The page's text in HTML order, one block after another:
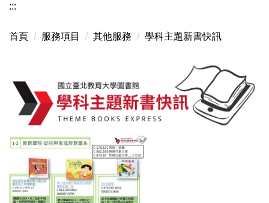
:::
首頁 服務項目 其他服務 學科主題新書快訊